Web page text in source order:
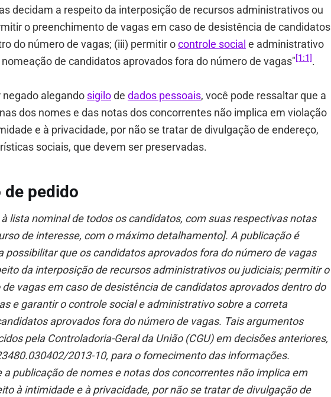
decidam a respeito da interposição de recursos administrativos ou
o preenchimento de vagas em caso de desistência de candidatos
do número de vagas; (iii) permitir ocontrole social e administrativo
de candidatos aprovados fora do número de vagas" [1:1] .
negado alegando sigilode dados pessoais, você pode ressaltar que a
dos nomes e das notas dos concorrentes não implica em violação
e à privacidade, por não se tratar de divulgação de endereço,
sociais, que devem ser preservadas.
de pedido
lista nominal de todos os candidatos, com suas respectivas notas
de interesse, com o máximo detalhamento]. A publicação é
possibilitar que os candidatos aprovados fora do número de vagas
da interposição de recursos administrativos ou judiciais; permitir o
vagas em caso de desistência de candidatos aprovados dentro do
e garantir o controle social e administrativo sobre a correta
aprovados fora do número de vagas. Tais argumentos
pela Controladoria-Geral da União (CGU) em decisões anteriores,
2013-10, para o fornecimento das informações.
a publicação de nomes e notas dos concorrentes não implica em
à intimidade e à privacidade, por não se tratar de divulgação de